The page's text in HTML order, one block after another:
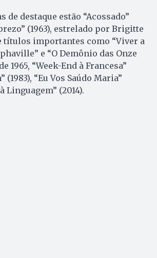
de destaque estão “Acossado”
(1963), estrelado por Brigitte
títulos importantes como “Viver a
e “O Demônio das Onze
1965, “Week-End à Francesa”
(1983), “Eu Vos Saúdo Maria”
Linguagem” (2014).